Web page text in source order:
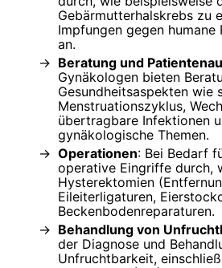
Gebärmutterhalskrebs zu
Impfungen gegen humane
an.
Beratung und
Gynäkologen bieten
Gesundheitsaspekten wie
Menstruationszyklus,
übertragbare Infektionen
gynäkologische Themen.
Operationen: Bei Bedarf
operative Eingriffe durch,
Hysterektomien
Eileiterligaturen,
Beckenbodenreparaturen.
Behandlung von
der Diagnose und
Unfruchtbarkeit,